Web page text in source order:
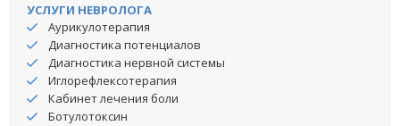
УСЛУГИ НЕВРОЛОГА
Аурикулотерапия
Диагностика потенциалов
Диагностика нервной системы
Иглорефлексотерапия
Кабинет лечения боли
Ботулотоксин